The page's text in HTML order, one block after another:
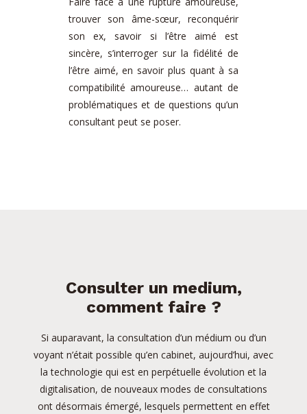
trouver son âme-sœur, reconquérir
son ex, savoir si l’être aimé est
sincère, s’interroger sur la fidélité de
l’être aimé, en savoir plus quant à sa
compatibilité amoureuse… autant de
problématiques et de questions qu’un
consultant peut se poser.
Consulter un medium,
comment faire ?
Si auparavant, la consultation d’un médium ou d’un
voyant n’était possible qu’en cabinet, aujourd’hui, avec
la technologie qui est en perpétuelle évolution et la
digitalisation, de nouveaux modes de consultations
ont désormais émergé, lesquels permettent en effet